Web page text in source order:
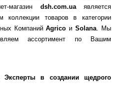
магазин dsh.com.uaявляется
коллекции товаров в категории
КомпанийAgrico иSolana . Мы
ассортимент по Вашим
в создании щедрого